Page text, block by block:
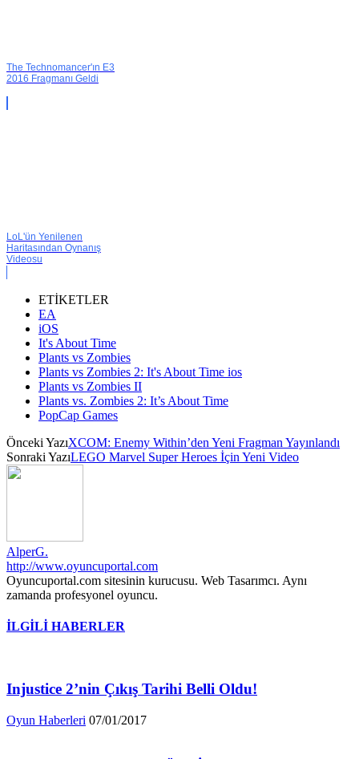
The Technomancer'ın E3
2016 Fragmanı Geldi
LoL'ün Yenilenen
Haritasından Oynanış
Videosu
ETİKETLER
EA
iOS
It's About Time
Plants vs Zombies
Plants vs Zombies 2: It's About Time ios
Plants vs Zombies II
Plants vs. Zombies 2: It’s About Time
PopCap Games
Önceki YazıXCOM: Enemy Within’den Yeni Fragman Yayınlandı
Sonraki YazıLEGO Marvel Super Heroes İçin Yeni Video
AlperG.
http://www.oyuncuportal.com
Oyuncuportal.com sitesinin kurucusu. Web Tasarımcı. Aynı
zamanda profesyonel oyuncu.
İLGİLİ HABERLER
Injustice 2’nin Çıkış Tarihi Belli Oldu!
Oyun Haberleri 07/01/2017